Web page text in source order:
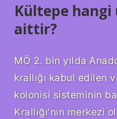
Kültepe hangi
aittir?
MÖ 2. bin yılda
krallığı kabul edilen
kolonisi sisteminin
Krallığı’nın merkezi